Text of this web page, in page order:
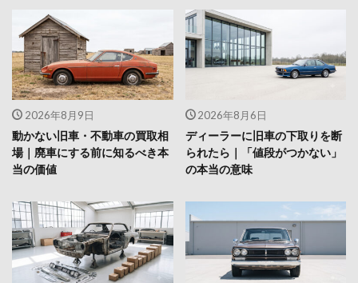
2026年8月9日
動かない旧車・不動車の買取相
場｜廃車にする前に知るべき本
当の価値
2026年8月6日
ディーラーに旧車の下取りを断
られたら｜「値段がつかない」
の本当の意味